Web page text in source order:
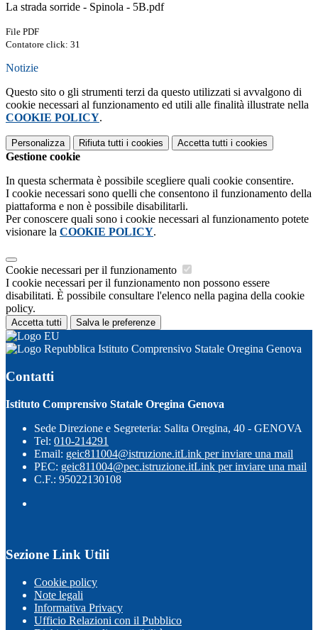
La strada sorride - Spinola - 5B.pdf
File PDF
Contatore click: 31
Notizie
Questo sito o gli strumenti terzi da questo utilizzati si avvalgono di
cookie necessari al funzionamento ed utili alle finalità illustrate nella
COOKIE POLICY.
Personalizza Rifiuta tutti i cookies Accetta tutti i cookies
Gestione cookie
In questa schermata è possibile scegliere quali cookie consentire.
I cookie necessari sono quelli che consentono il funzionamento della
piattaforma e non è possibile disabilitarli.
Per conoscere quali sono i cookie necessari al funzionamento potete
visionare la COOKIE POLICY.
Cookie necessari per il funzionamento
I cookie necessari per il funzionamento non possono essere
disabilitati. È possibile consultare l'elenco nella pagina della cookie
policy.
Accetta tutti Salva le preferenze
Istituto Comprensivo Statale Oregina Genova
Contatti
Istituto Comprensivo Statale Oregina Genova
Sede Direzione e Segreteria: Salita Oregina, 40 - GENOVA
Tel: 010-214291
Email: geic811004@istruzione.itLink per inviare una mail
PEC: geic811004@pec.istruzione.itLink per inviare una mail
C.F.: 95022130108
Sezione Link Utili
Cookie policy
Note legali
Informativa Privacy
Ufficio Relazioni con il Pubblico